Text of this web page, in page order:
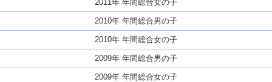
2011年 年間総合女の子
2010年 年間総合男の子
2010年 年間総合女の子
2009年 年間総合男の子
2009年 年間総合女の子